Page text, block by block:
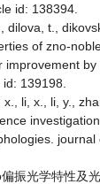
id: 138394.
dilova, t.,
of zno-
improvement
139198.
li, x., li, y.,
振光学特性及